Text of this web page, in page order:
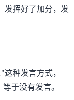
发挥好了加分，发
种发言方式，
于没有发言。